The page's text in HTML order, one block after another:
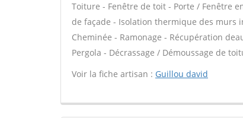
Toiture - Fenêtre de toit - Porte / Fenêtre
de façade - Isolation thermique des murs
Cheminée - Ramonage - Récupération
Pergola - Décrassage / Démoussage de
Voir la fiche artisan : Guillou david